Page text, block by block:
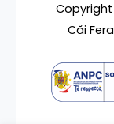
Căi